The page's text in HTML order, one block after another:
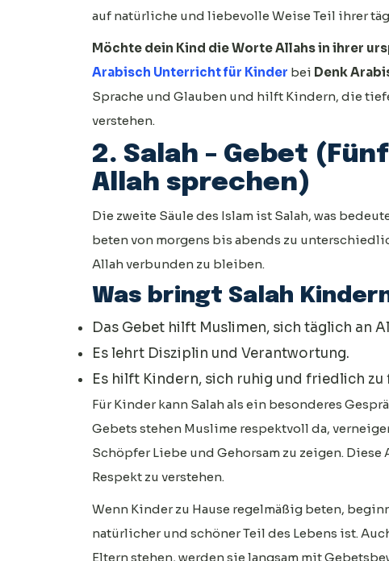
auf natürliche und liebevolle Weise Teil ihrer
Möchte dein Kind die Worte Allahs in ihrer
Arabisch Unterricht für Kinder bei Denk
Sprache und Glauben und hilft Kindern, die
verstehen.
2. Salah – Gebet
Allah sprechen)
Die zweite Säule des Islam ist Salah, was
beten von morgens bis abends zu
Allah verbunden zu bleiben.
Was bringt Salah
Das Gebet hilft Muslimen, sich täglich an
Es lehrt Disziplin und Verantwortung.
Es hilft Kindern, sich ruhig und friedlich zu
Für Kinder kann Salah als ein besonderes
Gebets stehen Muslime respektvoll da,
Schöpfer Liebe und Gehorsam zu zeigen.
Respekt zu verstehen.
Wenn Kinder zu Hause regelmäßig beten,
natürlicher und schöner Teil des Lebens ist.
Eltern stehen, werden sie langsam mit